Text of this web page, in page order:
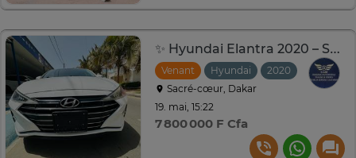
✨ Hyundai Elantra 2020 – Style et Performance
Venant Hyundai 2020
Sacré-cœur, Dakar
19. mai, 15:22
7 800 000 F Cfa